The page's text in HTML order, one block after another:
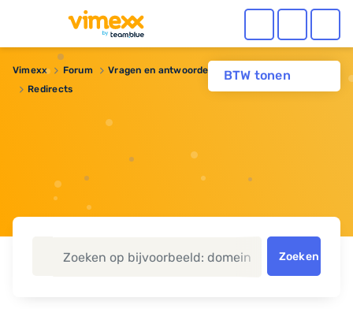
BTW tonen
Vimexx Forum Vragen en antwoorden
Domeinnaam
Redirects
Zoeken